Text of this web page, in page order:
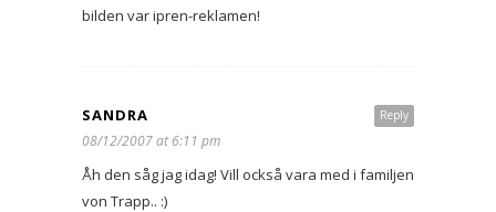
bilden var ipren-reklamen!
Reply
SANDRA
08/12/2007 at 6:11 pm
Åh den såg jag idag! Vill också vara med i familjen
von Trapp.. :)